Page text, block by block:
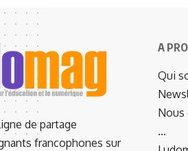
de partage
francophones sur
A
Qui
Nous
…